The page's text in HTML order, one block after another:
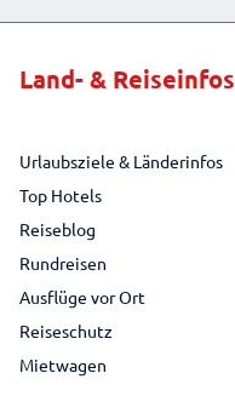
Land- & Reiseinfos
Urlaubsziele & Länderinfos
Top Hotels
Reiseblog
Rundreisen
Ausflüge vor Ort
Reiseschutz
Mietwagen